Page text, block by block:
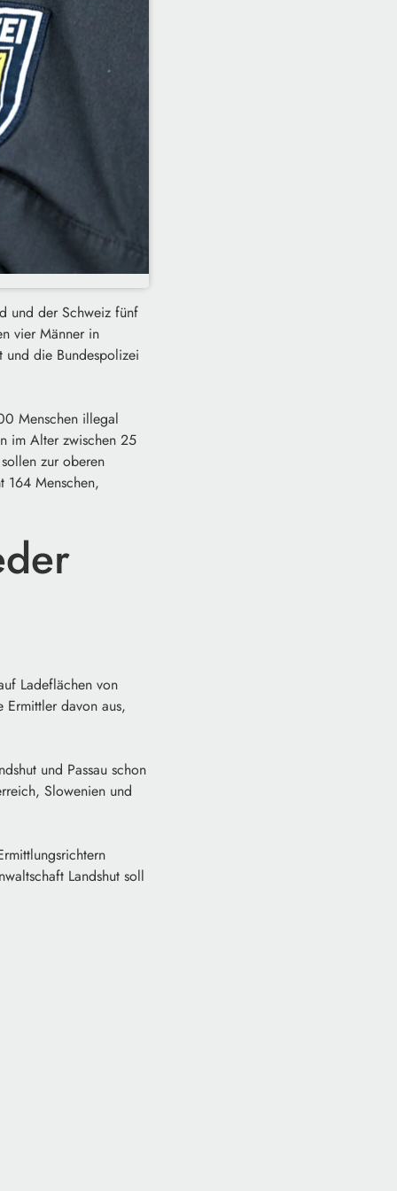
und der Schweiz fünf
vier Männer in
und die Bundespolizei
Menschen illegal
im Alter zwischen 25
zur oberen
164 Menschen,
Ladeflächen von
Ermittler davon aus,
und Passau schon
Slowenien und
Landshut soll